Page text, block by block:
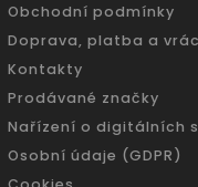
Obchodní podmínky
Doprava, platba a
Kontakty
Prodávané značky
Nařízení o digitálních
Osobní údaje (GDPR)